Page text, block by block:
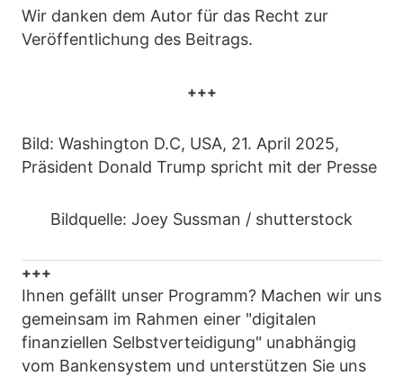
Wir danken dem Autor für das Recht zur
Veröffentlichung des Beitrags.
+++
Bild: Washington D.C, USA, 21. April 2025,
Präsident Donald Trump spricht mit der Presse
Bildquelle: Joey Sussman / shutterstock
+++
Ihnen gefällt unser Programm? Machen wir uns
gemeinsam im Rahmen einer "digitalen
finanziellen Selbstverteidigung" unabhängig
vom Bankensystem und unterstützen Sie uns